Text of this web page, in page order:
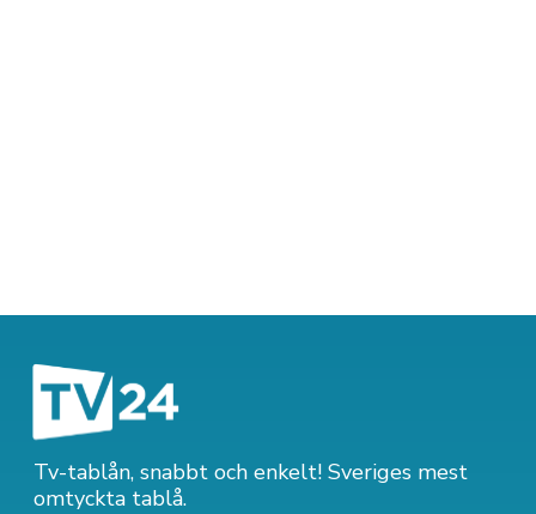
Tv-tablån, snabbt och enkelt! Sveriges mest
omtyckta tablå.